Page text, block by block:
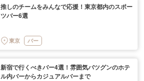
推しのチームをみんなで応援！東京都内のスポー
ツバー6選
東京 バー
新宿で行くべきバー4選！雰囲気バツグンのホテ
ル内バーからカジュアルバーまで